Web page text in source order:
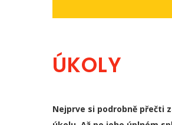
ÚKOLY
Nejprve si podrobně přečti